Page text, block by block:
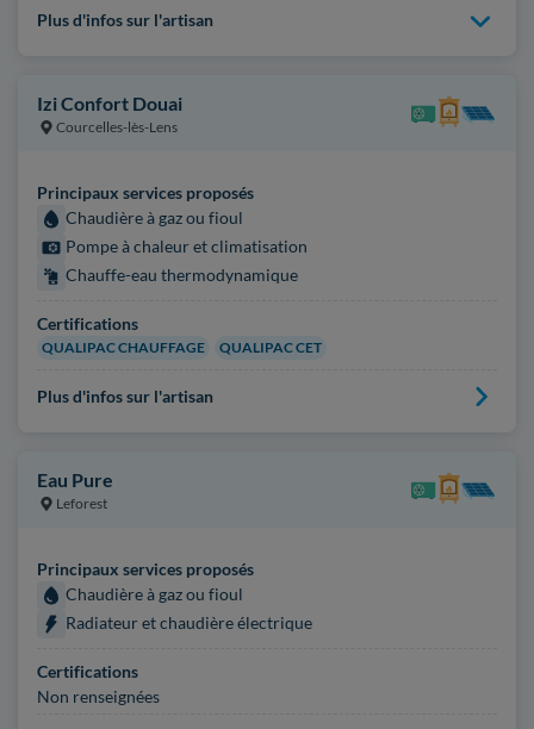
Plus d'infos sur l'artisan
Izi Confort Douai
Courcelles-lès-Lens
Principaux services proposés
Chaudière à gaz ou fioul
Pompe à chaleur et climatisation
Chauffe-eau thermodynamique
Certifications
QUALIPAC CHAUFFAGE QUALIPAC CET
Plus d'infos sur l'artisan
Eau Pure
Leforest
Principaux services proposés
Chaudière à gaz ou fioul
Radiateur et chaudière électrique
Certifications
Non renseignées